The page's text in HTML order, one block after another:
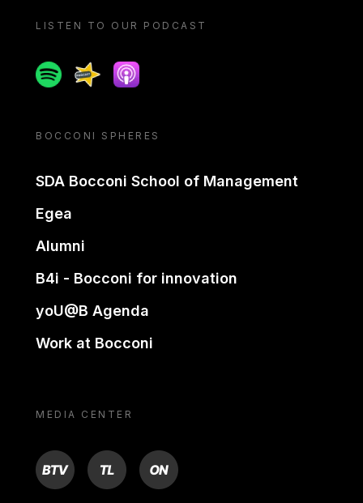
LISTEN TO OUR PODCAST
SpotifySpreakerApple podcast
BOCCONI SPHERES
SDA Bocconi School of Management
Egea
Alumni
B4i - Bocconi for innovation
yoU@B Agenda
Work at Bocconi
MEDIA CENTER
BTV TL ON